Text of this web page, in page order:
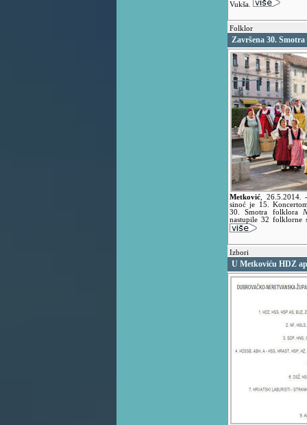
Vukša.
Folklor
Završena 30.
Metković 26.5.2014.
sinoć je 15.
30. Smotra folklora
nastupile 32 folklorne
Izbori
U Metkoviću HDZ